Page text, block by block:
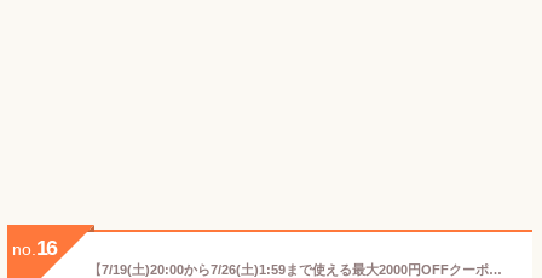
no. 16
【7/19(土)20:00から7/26(土)1:59まで使える最大2000円OFFクーポン】水出しコーヒー パック 粉 自家焙煎 コーヒー豆 焙煎したて 水出しアイスコーヒー 40g×4袋入り 手詰め